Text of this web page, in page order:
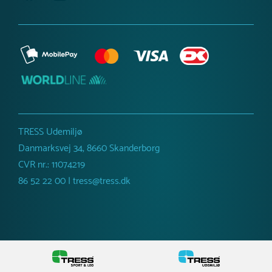
TRESS Udemiljø
Danmarksvej 34, 8660 Skanderborg
CVR nr.: 11074219
86 52 22 00 | tress@tress.dk